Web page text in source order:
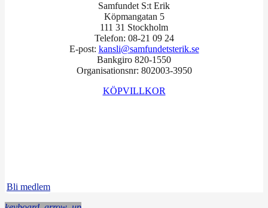
Samfundet S:t Erik
Köpmangatan 5
111 31 Stockholm
Telefon: 08-21 09 24
E-post: kansli@samfundetsterik.se
Bankgiro 820-1550
Organisationsnr: 802003-3950
KÖPVILLKOR
Bli medlem